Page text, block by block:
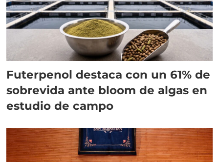
Futerpenol destaca con un 61% de
sobrevida ante bloom de algas en
estudio de campo